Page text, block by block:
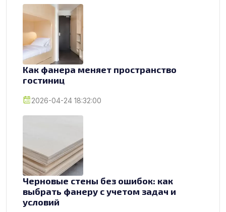
Как фанера меняет пространство
гостиниц
2026-04-24 18:32:00
Черновые стены без ошибок: как
выбрать фанеру с учетом задач и
условий